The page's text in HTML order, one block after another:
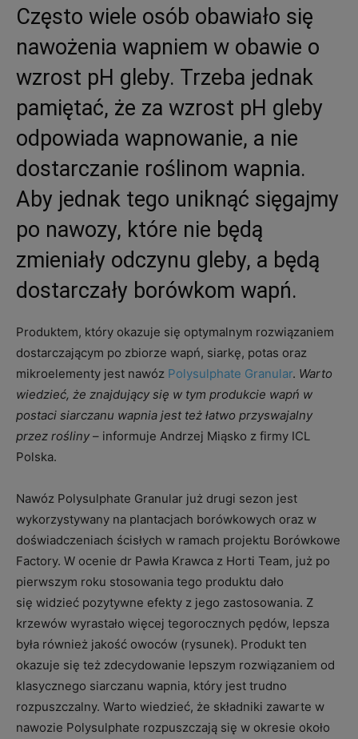
Często wiele osób obawiało się
nawożenia wapniem w obawie o
wzrost pH gleby. Trzeba jednak
pamiętać, że za wzrost pH gleby
odpowiada wapnowanie, a nie
dostarczanie roślinom wapnia.
Aby jednak tego uniknąć sięgajmy
po nawozy, które nie będą
zmieniały odczynu gleby, a będą
dostarczały borówkom wapń.
Produktem, który okazuje się optymalnym rozwiązaniem
dostarczającym po zbiorze wapń, siarkę, potas oraz
mikroelementy jest nawóz Polysulphate Granular. Warto
wiedzieć, że znajdujący się w tym produkcie wapń w
postaci siarczanu wapnia jest też łatwo przyswajalny
przez rośliny – informuje Andrzej Miąsko z firmy ICL
Polska.
Nawóz Polysulphate Granular już drugi sezon jest
wykorzystywany na plantacjach borówkowych oraz w
doświadczeniach ścisłych w ramach projektu Borówkowe
Factory. W ocenie dr Pawła Krawca z Horti Team, już po
pierwszym roku stosowania tego produktu dało
się widzieć pozytywne efekty z jego zastosowania. Z
krzewów wyrastało więcej tegorocznych pędów, lepsza
była również jakość owoców (rysunek). Produkt ten
okazuje się też zdecydowanie lepszym rozwiązaniem od
klasycznego siarczanu wapnia, który jest trudno
rozpuszczalny. Warto wiedzieć, że składniki zawarte w
nawozie Polysulphate rozpuszczają się w okresie około